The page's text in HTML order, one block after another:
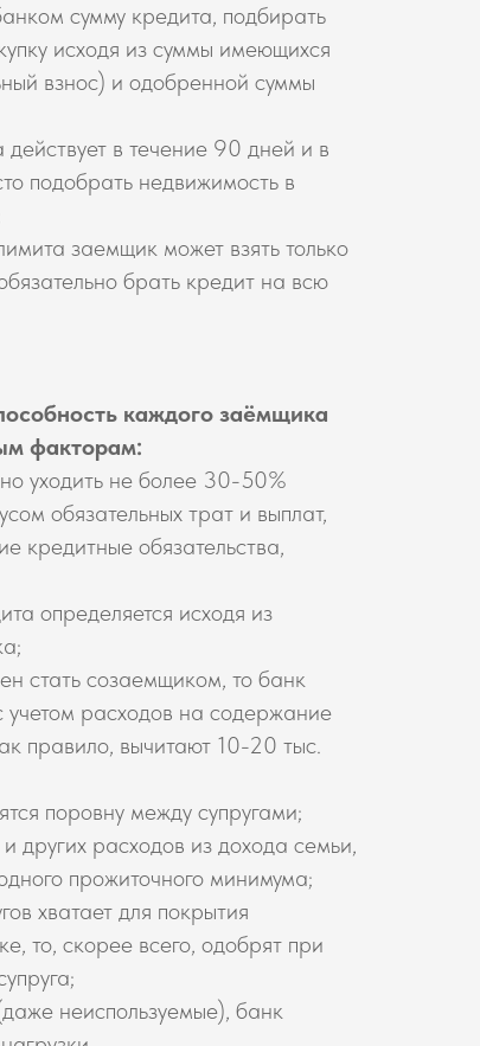
сумму кредита, подбирать
исходя из суммы имеющихся
взнос) и одобренной суммы
в течение 90 дней и в
подобрать недвижимость в
заемщик может взять только
брать кредит на всю
каждого заёмщика
факторам:
уходить не более 30-50%
обязательных трат и выплат,
кредитные обязательства,
определяется исходя из
стать созаемщиком, то банк
учетом расходов на содержание
правило, вычитают 10-20 тыс.
поровну между супругами;
других расходов из дохода семьи,
прожиточного минимума;
хватает для покрытия
то, скорее всего, одобрят при
неиспользуемые), банк